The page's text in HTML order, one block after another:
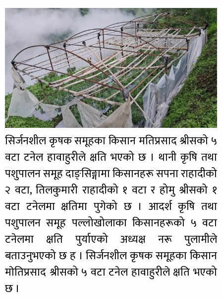
सिर्जनशील कृषक समूहका किसान मतिप्रसाद श्रीसको ५
वटा टनेल हावाहुरीले क्षति भएको छ । थानी कृषि तथा
पशुपालन समूह दाङ्सिङ्गामा किसानहरू सपना राहादीको
२ वटा, तिलकुमारी राहादीको १ वटा र होमु श्रीसको १
वटा टनेलमा क्षतिमा पुगेको छ । आदर्श कृषि तथा
पशुपालन समूह पल्लोखोलाका किसानहरूको ५ वटा
टनेलमा क्षति पुर्याएको अध्यक्ष नरू पुलामीले
बताउनुभएको छ ह । सिर्जनशील कृषक समूहका किसान
माेतिप्रसाद श्रीसको ५ वटा टनेल हावाहुरीले क्षति भएको
छ ।